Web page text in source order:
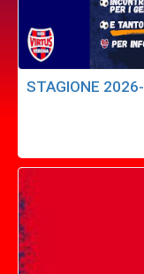
STAGIONE